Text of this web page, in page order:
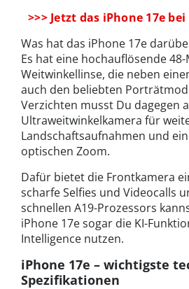
>>> Jetzt das iPhone 17e
Was hat das iPhone 17e
Es hat eine hochauflösende
Weitwinkellinse, die neben
auch den beliebten
Verzichten musst Du dagegen
Ultraweitwinkelkamera für
Landschaftsaufnahmen und
optischen Zoom.
Dafür bietet die Frontkamera
scharfe Selfies und Videocalls
schnellen A19-Prozessors
iPhone 17e sogar die KI-
Intelligence nutzen.
iPhone 17e – wichtigste
Spezifikationen